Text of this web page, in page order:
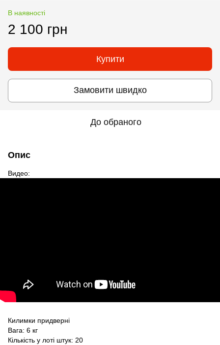
В наявності
2 100 грн
Купити
Замовити швидко
До обраного
Опис
Видео:
Килимки придверні
Вага: 6 кг
Кількість у лоті штук: 20